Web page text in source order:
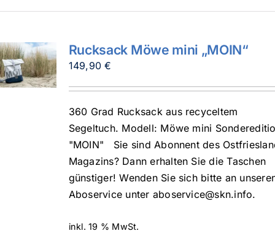
Rucksack Möwe mini „MOIN“
149,90€
360 Grad Rucksack aus recyceltem
Segeltuch. Modell: Möwe mini
"MOIN" Sie sind Abonnent des
Magazins? Dann erhalten Sie die Taschen
günstiger! Wenden Sie sich bitte an
Aboservice unter aboservice@skn.info.
inkl. 19 % MwSt.